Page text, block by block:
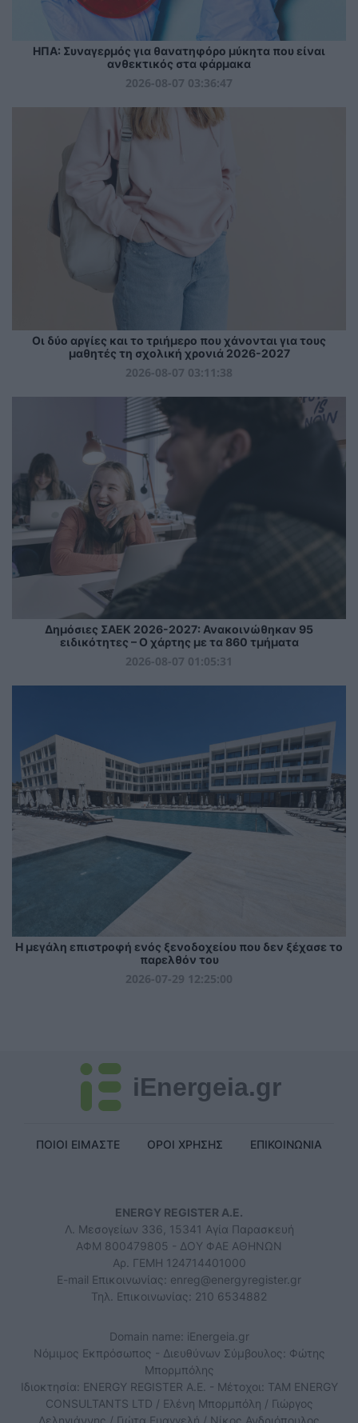
ΗΠΑ: Συναγερμός για θανατηφόρο μύκητα που είναι
ανθεκτικός στα φάρμακα
2026-08-07 03:36:47
Οι δύο αργίες και το τριήμερο που χάνονται για τους
μαθητές τη σχολική χρονιά 2026-2027
2026-08-07 03:11:38
Δημόσιες ΣΑΕΚ 2026-2027: Ανακοινώθηκαν 95
ειδικότητες – Ο χάρτης με τα 860 τμήματα
2026-08-07 01:05:31
Η μεγάλη επιστροφή ενός ξενοδοχείου που δεν ξέχασε το
παρελθόν του
2026-07-29 12:25:00
iEnergeia.gr
ΠΟΙΟΙ ΕΙΜΑΣΤΕ ΟΡΟΙ ΧΡΗΣΗΣ ΕΠΙΚΟΙΝΩΝΙΑ
ENERGY REGISTER Α.Ε.
Λ. Μεσογείων 336, 15341 Αγία Παρασκευή
ΑΦΜ 800479805 - ΔΟΥ ΦΑΕ ΑΘΗΝΩΝ
Αρ. ΓΕΜΗ 124714401000
E-mail Επικοινωνίας: enreg@energyregister.gr
Τηλ. Επικοινωνίας: 210 6534882
Domain name: iEnergeia.gr
Νόμιμος Εκπρόσωπος - Διευθύνων Σύμβουλος: Φώτης
Μπορμπόλης
Ιδιοκτησία: ENERGY REGISTER Α.Ε. - Μέτοχοι: TAM ENERGY
CONSULTANTS LTD / Ελένη Μπορμπόλη / Γιώργος
Δεληγιάννης / Γιώτα Ευαγγελή / Νίκος Ανδριόπουλος